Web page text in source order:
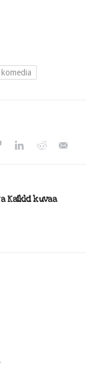
komedia
Kaikki kuvaa